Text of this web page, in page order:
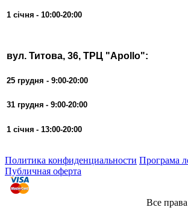
1 січня - 10:00-20:00
вул. Титова, 36, ТРЦ "Apollo":
25 грудня - 9:00-20:00
31 грудня - 9:00-20:00
1 січня - 13:00-20:00
Политика конфиденциальности Програма
Публичная оферта
Все